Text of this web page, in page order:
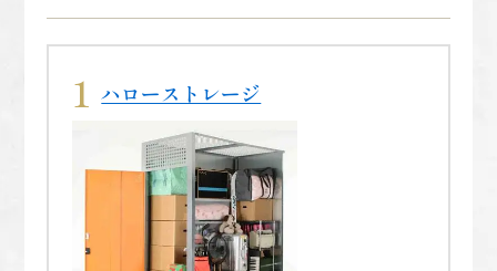
ハローストレージ